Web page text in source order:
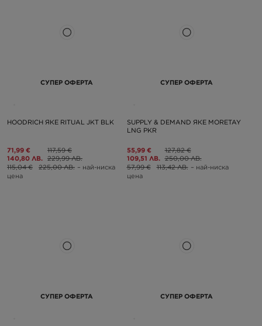
СУПЕР ОФЕРТА
HOODRICH ЯКЕ RITUAL JKT BLK
71,99 €
140,80 ЛВ.
117,59 €
229,99 ЛВ.
115,04 €
225,00 ЛВ. – най-ниска
цена
СУПЕР ОФЕРТА
SUPPLY & DEMAND ЯКЕ MORETAY
LNG PKR
55,99 €
109,51 ЛВ.
127,82 €
250,00 ЛВ.
57,99 €
113,42 ЛВ. – най-ниска
цена
СУПЕР ОФЕРТА СУПЕР ОФЕРТА